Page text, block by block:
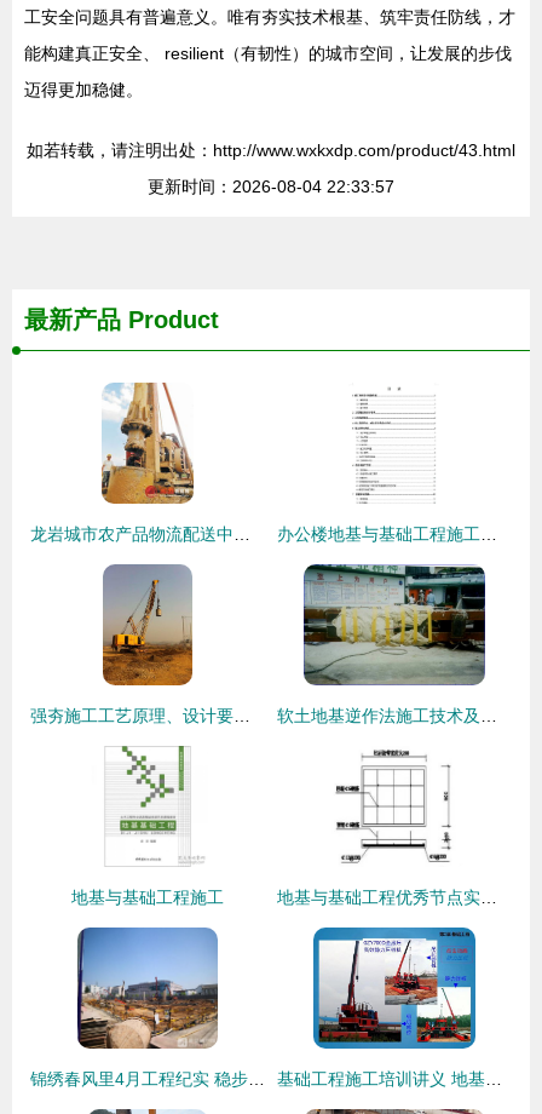
工安全问题具有普遍意义。唯有夯实技术根基、筑牢责任防线，才
能构建真正安全、 resilient（有韧性）的城市空间，让发展的步伐
迈得更加稳健。
如若转载，请注明出处：http://www.wxkxdp.com/product/43.html
更新时间：2026-08-04 22:33:57
最新产品 Product
地基与基础工程施工